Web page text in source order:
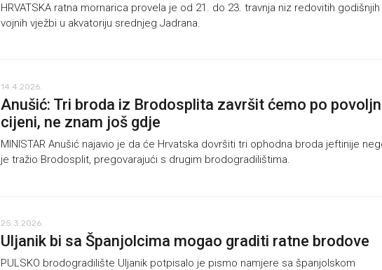
HRVATSKA ratna mornarica provela je od 21. do 23. travnja niz redovitih godišnjih
vojnih vježbi u akvatoriju srednjeg Jadrana.
14.4.2026.
Anušić: Tri broda iz Brodosplita završit ćemo po
cijeni, ne znam još gdje
MINISTAR Anušić najavio je da će Hrvatska dovršiti tri ophodna broda jeftinije
je tražio Brodosplit, pregovarajući s drugim brodogradilištima.
25.3.2026.
Uljanik bi sa Španjolcima mogao graditi ratne brodove
PULSKO brodogradilište Uljanik potpisalo je pismo namjere sa španjolskom